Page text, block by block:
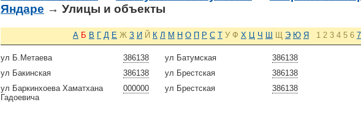
Яндаре → Улицы и объекты
А Б В Г Д Е Ж З И Й К Л М Н О П Р С Т У Ф Х Ц Ч Ш Щ Э Ю Я 1 2 3 4 5 6 7
386138
ул Б.Метаева
386138
ул Бакинская
000000
ул Баркинхоева Хаматхана
Гадоевича
386138
ул Батумская
386138
ул Брестская
386138
ул Брестская